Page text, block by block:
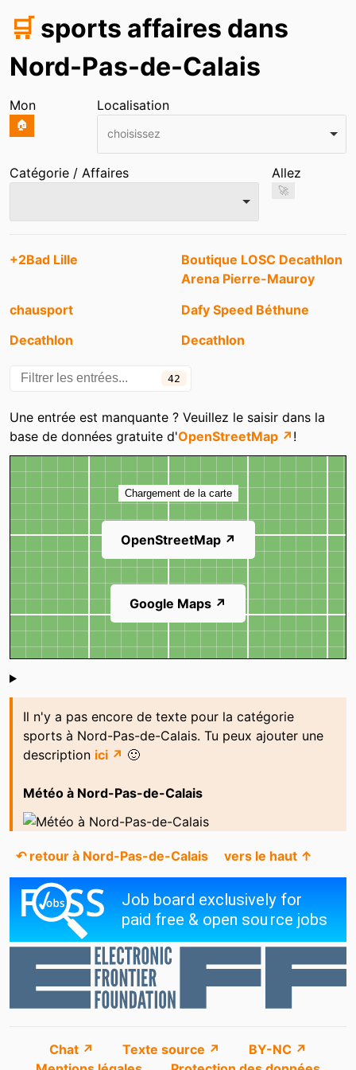
🛒 sports affaires dans
Nord-Pas-de-Calais
Mon
🏠
Localisation
choisissez
Catégorie / Affaires Allez
🚀
Entrées
+2Bad Lille
Boutique LOSC Decathlon
Arena Pierre-Mauroy
chausport
Dafy Speed Béthune
Decathlon
Decathlon
Decathlon
Decathlon
Decathlon
Decathlon
Decathlon
Decathlon
Decathlon
Decathlon
Decathlon Campus
Decathlon Grande Synthe
Dunkerque
Endurance Shop
Valenciennes
Ever-Jet
FitnessBoutique
Flanders Archery
Foot.fr
Intersport
Intersport
Intersport
Krämer Mega Store Seclin
/ Nord (59)
Recyclerie Sportive
ReSport
Sport 2000
Sport 2000
tennispadel.fr
tripp sport
42
Une entrée est manquante ? Veuillez le saisir dans la
base de données gratuite d'OpenStreetMap ↗ !
Carte
Chargement de la carte
OpenStreetMap ↗
Google Maps ↗
Shoutbox
Il n'y a pas encore de texte pour la catégorie
sports à Nord-Pas-de-Calais. Tu peux ajouter une
description ici ↗ 🙂
Météo à Nord-Pas-de-Calais
↶ retour à Nord-Pas-de-Calais vers le haut ↑
Chat ↗ Texte source ↗
BY-NC ↗